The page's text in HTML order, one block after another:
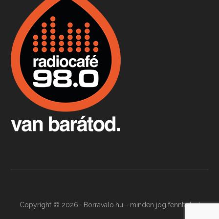
Boston, teadélután, bab és homár
Apr 9, 2026 • 00:37:17
Fermentáljunk, a testünk meghálálja!
Apr 3, 2026 • 00:36:07
Copyright © 2026 · Borravalo.hu - minden jog fenntartva!